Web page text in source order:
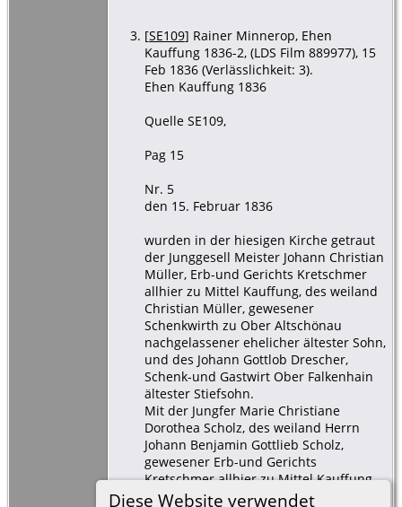
Diese Website verwendet
[SE109] Rainer Minnerop, Ehen
Kauffung 1836-2, (LDS Film 889977), 15
Feb 1836 (Verlässlichkeit: 3).
Ehen Kauffung 1836
Quelle SE109,
Pag 15
Nr. 5
den 15. Februar 1836
wurden in der hiesigen Kirche getraut
der Junggesell Meister Johann Christian
Müller, Erb-und Gerichts Kretschmer
allhier zu Mittel Kauffung, des weiland
Christian Müller, gewesener
Schenkwirth zu Ober Altschönau
nachgelassener ehelicher ältester Sohn,
und des Johann Gottlob Drescher,
Schenk-und Gastwirt Ober Falkenhain
ältester Stiefsohn.
Mit der Jungfer Marie Christiane
Dorothea Scholz, des weiland Herrn
Johann Benjamin Gottlieb Scholz,
gewesener Erb-und Gerichts
Kretschmer allhier zu Mittel Kauffung
nachgelassene eheliche 2. Tochter.